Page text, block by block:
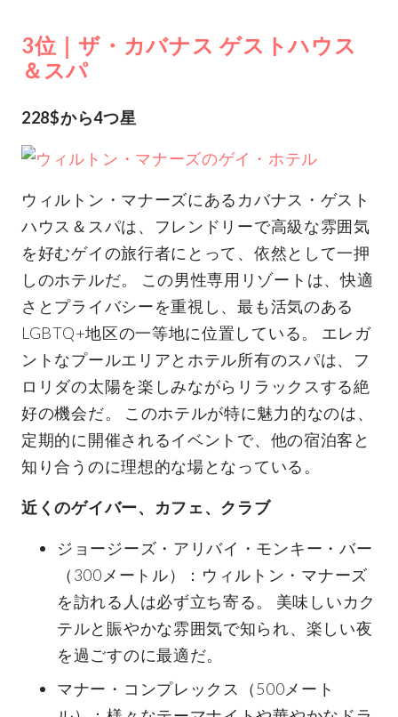
3位｜ザ・カバナス ゲストハウス
＆スパ
228$から4つ星
ウィルトン・マナーズにあるカバナス・ゲスト
ハウス＆スパは、フレンドリーで高級な雰囲気
を好むゲイの旅行者にとって、依然として一押
しのホテルだ。 この男性専用リゾートは、快適
さとプライバシーを重視し、最も活気のある
LGBTQ+地区の一等地に位置している。 エレガ
ントなプールエリアとホテル所有のスパは、フ
ロリダの太陽を楽しみながらリラックスする絶
好の機会だ。 このホテルが特に魅力的なのは、
定期的に開催されるイベントで、他の宿泊客と
知り合うのに理想的な場となっている。
近くのゲイバー、カフェ、クラブ
ジョージーズ・アリバイ・モンキー・バー
（300メートル）：ウィルトン・マナーズ
を訪れる人は必ず立ち寄る。 美味しいカク
テルと賑やかな雰囲気で知られ、楽しい夜
を過ごすのに最適だ。
マナー・コンプレックス（500メート